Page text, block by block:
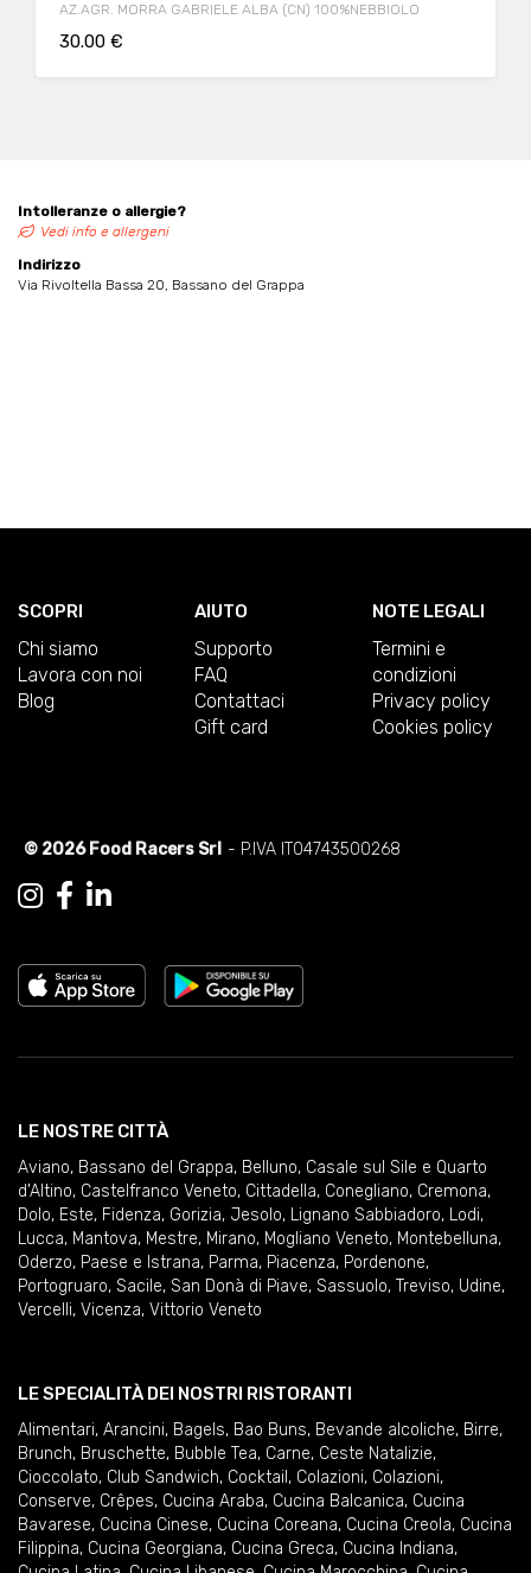
AZ.AGR. MORRA GABRIELE ALBA (CN) 100%NEBBIOLO
30.00 €
Intolleranze o allergie?
Vedi info e allergeni
Indirizzo
Via Rivoltella Bassa 20, Bassano del Grappa
SCOPRI
Chi siamo
Lavora con noi
Blog
AIUTO
Supporto
FAQ
Contattaci
Gift card
NOTE LEGALI
Termini e
condizioni
Privacy policy
Cookies policy
© 2026 Food Racers Srl - P.IVA IT04743500268
LE NOSTRE CITTÀ
Aviano, Bassano del Grappa, Belluno, Casale sul Sile e Quarto
d'Altino, Castelfranco Veneto, Cittadella, Conegliano, Cremona,
Dolo, Este, Fidenza, Gorizia, Jesolo, Lignano Sabbiadoro, Lodi,
Lucca, Mantova, Mestre, Mirano, Mogliano Veneto, Montebelluna,
Oderzo, Paese e Istrana, Parma, Piacenza, Pordenone,
Portogruaro, Sacile, San Donà di Piave, Sassuolo, Treviso, Udine,
Vercelli, Vicenza, Vittorio Veneto
LE SPECIALITÀ DEI NOSTRI RISTORANTI
Alimentari, Arancini, Bagels, Bao Buns, Bevande alcoliche, Birre,
Brunch, Bruschette, Bubble Tea, Carne, Ceste Natalizie,
Cioccolato, Club Sandwich, Cocktail , Colazioni, Colazioni,
Conserve, Crêpes, Cucina Araba, Cucina Balcanica, Cucina
Bavarese, Cucina Cinese, Cucina Coreana, Cucina Creola, Cucina
Filippina, Cucina Georgiana, Cucina Greca, Cucina Indiana,